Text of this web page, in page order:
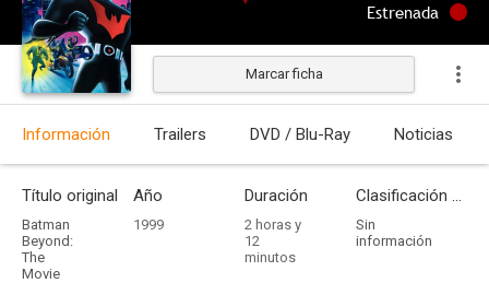
Estrenada
Marcar ficha
Información Trailers DVD / Blu-Ray Noticias
Título original
Batman
Beyond:
The
Movie
Año
1999
Duración
2 horas y
12
minutos
Clasificación por edades
Sin
información